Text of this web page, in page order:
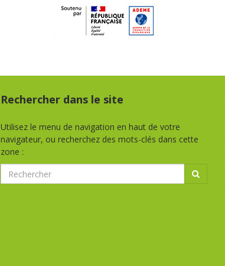
Rechercher dans le site
Utilisez le menu de navigation en haut de votre
navigateur, ou recherchez des mots-clés dans cette
zone :